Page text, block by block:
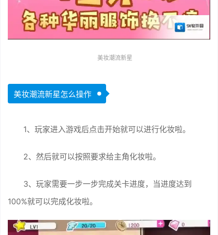
美妆潮流新星
美妆潮流新星怎么操作
1、玩家进入游戏后点击开始就可以进行化妆啦。
2、然后就可以按照要求给主角化妆啦。
3、玩家需要一步一步完成关卡进度，当进度达到
100%就可以完成化妆啦。